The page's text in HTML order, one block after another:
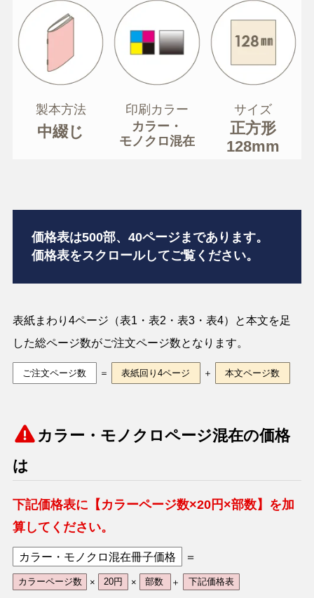
製本方法
中綴じ
印刷カラー
カラー・
モノクロ混在
サイズ
正方形
128mm
価格表は500部、40ページまであります。
価格表をスクロールしてご覧ください。
表紙まわり4ページ（表1・表2・表3・表4）と本文を足
した総ページ数がご注文ページ数となります。
ご注文ページ数 ＝ 表紙回り4ページ ＋ 本文ページ数
カラー・モノクロページ混在の価格
は
下記価格表に【カラーページ数×20円×部数】を加
算してください。
カラー・モノクロ混在冊子価格 ＝
カラーページ数 × 20円 × 部数 ＋ 下記価格表